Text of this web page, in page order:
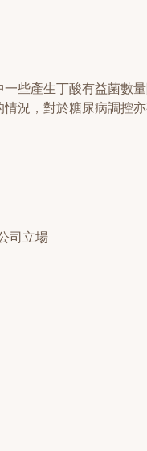
些產生丁酸有益菌數
況，對於糖尿病調控亦
司立場